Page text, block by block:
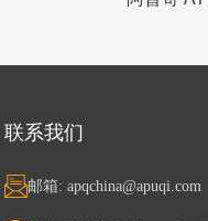
联系我们
邮箱: apqchina@apuqi.com